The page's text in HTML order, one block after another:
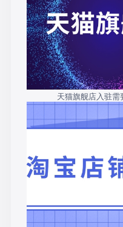
天猫旗舰店入驻需